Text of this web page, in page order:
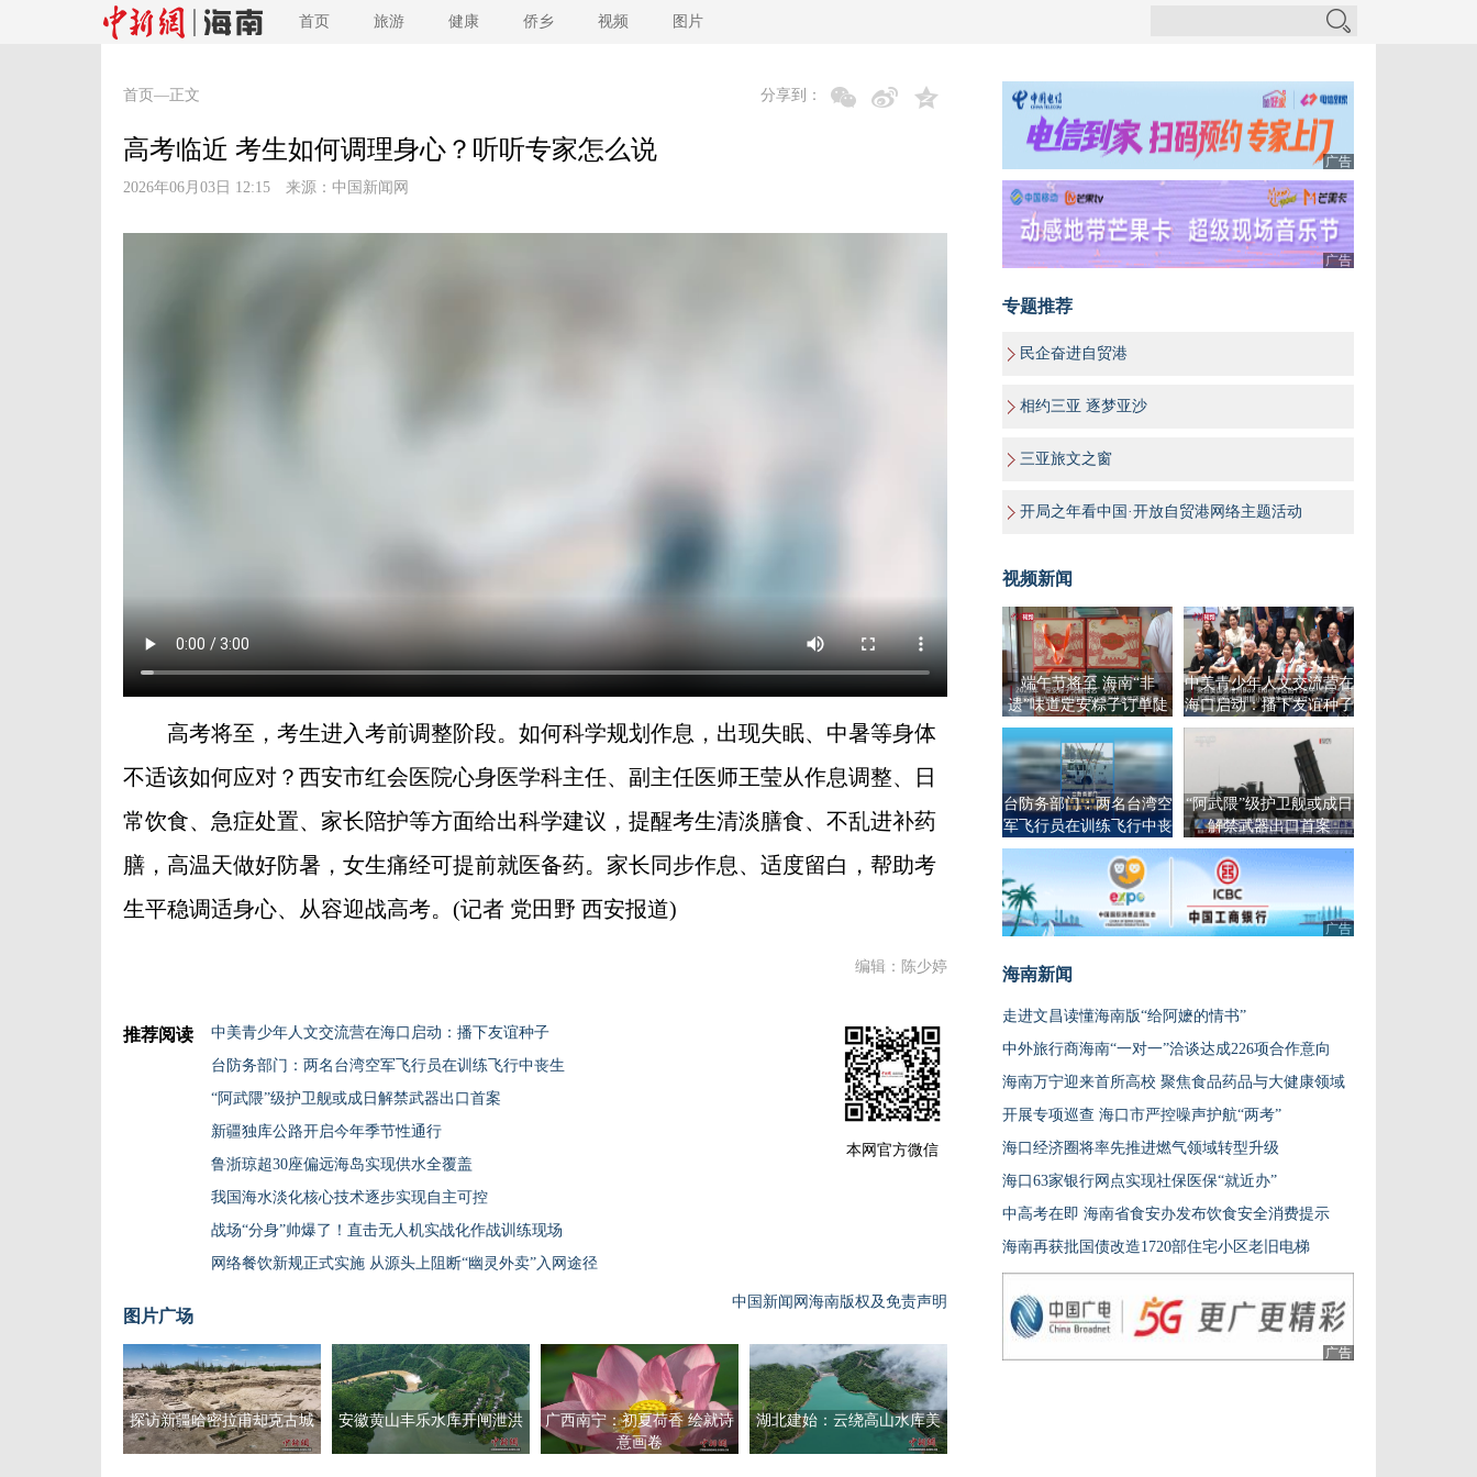
首页 旅游 健康 侨乡 视频 图片
首页 —正文 分享到：
高考临近 考生如何调理身心？听听专家怎么说
2026年06月03日 12:15 来源： 中国新闻网
高考将至，考生进入考前调整阶段。如何科学规划作息，出现失眠、中暑等身体
不适该如何应对？西安市红会医院心身医学科主任、副主任医师王莹从作息调整、日
常饮食、急症处置、家长陪护等方面给出科学建议，提醒考生清淡膳食、不乱进补药
膳，高温天做好防暑，女生痛经可提前就医备药。家长同步作息、适度留白，帮助考
生平稳调适身心、从容迎战高考。(记者 党田野 西安报道)
编辑：陈少婷
推荐阅读
中美青少年人文交流营在海口启动：播下友谊种子
台防务部门：两名台湾空军飞行员在训练飞行中丧生
“阿武隈”级护卫舰或成日解禁武器出口首案
新疆独库公路开启今年季节性通行
鲁浙琼超30座偏远海岛实现供水全覆盖
我国海水淡化核心技术逐步实现自主可控
战场“分身”帅爆了！直击无人机实战化作战训练现场
网络餐饮新规正式实施 从源头上阻断“幽灵外卖”入网途径
本网官方微信
中国新闻网海南版权及免责声明
图片广场
探访新疆哈密拉甫却克古城 安徽黄山丰乐水库开闸泄洪
广西南宁：初夏荷香 绘就诗
意画卷
湖北建始：云绕高山水库美
广告
广告
专题推荐
民企奋进自贸港
相约三亚 逐梦亚沙
三亚旅文之窗
开局之年看中国·开放自贸港网络主题活动
视频新闻
端午节将至 海南“非
遗”味道定安粽子订单陡
增
中美青少年人文交流营在
海口启动：播下友谊种子
台防务部门：两名台湾空
军飞行员在训练飞行中丧
生
“阿武隈”级护卫舰或成日
解禁武器出口首案
广告
海南新闻
走进文昌读懂海南版“给阿嬷的情书”
中外旅行商海南“一对一”洽谈达成226项合作意向
海南万宁迎来首所高校 聚焦食品药品与大健康领域
开展专项巡查 海口市严控噪声护航“两考”
海口经济圈将率先推进燃气领域转型升级
海口63家银行网点实现社保医保“就近办”
中高考在即 海南省食安办发布饮食安全消费提示
海南再获批国债改造1720部住宅小区老旧电梯
广告